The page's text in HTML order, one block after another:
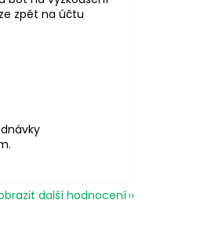
zpět na účtu
5 z 5 hvězdiček.
další hodnocení